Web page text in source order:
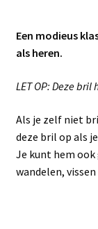
Een modieus
als heren.
LET OP: Deze bril
Als je zelf niet
deze bril op als
Je kunt hem
wandelen, vissen